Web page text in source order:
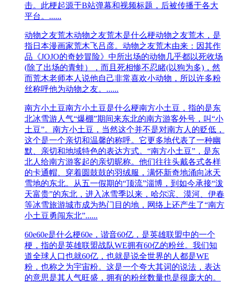
击。此梗起源于B站弹幕和视频标题，后被传播于各大
平台。......
动物之友荒木动物之友荒木是什么梗动物之友荒木，是
指日本漫画家荒木飞吕彦。动物之友荒木由来：因其作
品《JOJO的奇妙冒险》中所出场的动物几乎都以死收场
(除了出场的青蛙），而且死相惨不忍睹(以狗为多)，然
而荒木老师本人说他自己非常喜欢小动物，所以许多粉
丝称呼他为动物之友。......
南方小土豆南方小土豆是什么梗南方小土豆，指的是东
北冰雪游人气“爆棚”期间来东北的南方游客外号，叫“小
土豆”。南方小土豆，当然这个并不是对南方人的贬低，
这个是一个亲切和温馨的称呼。它更多地代表了一种幽
默、亲切和地域特色的表达方式。“南方小土豆”，是东
北人给南方游客起的亲切昵称。他们往往头戴各式各样
的卡通帽、穿着圆鼓鼓的羽绒服，满怀新奇地涌向冰天
雪地的东北。从五一假期的“顶流”淄博，到如今承接“泼
天富贵”的东北，进入冰雪季以来，哈尔滨、漠河、伊春
等冰雪旅游城市成为热门目的地，网络上还产生了“南方
小土豆勇闯东北”......
60e60e是什么梗60e，谐音60亿，是英雄联盟中的一个
梗，指的是英雄联盟战队WE拥有60亿的粉丝。我们知
道全球人口也就60亿，也就是说全世界的人都是WE
粉，也称之为宇宙粉。这是一个夸大其词的说法，表达
的意思是其人气旺盛，拥有的粉丝数量也是很庞大的。